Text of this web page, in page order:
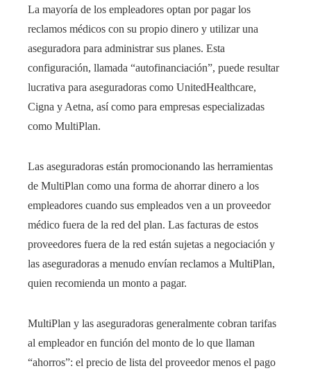
La mayoría de los empleadores optan por pagar los
reclamos médicos con su propio dinero y utilizar una
aseguradora para administrar sus planes. Esta
configuración, llamada “autofinanciación”, puede resultar
lucrativa para aseguradoras como UnitedHealthcare,
Cigna y Aetna, así como para empresas especializadas
como MultiPlan.
Las aseguradoras están promocionando las herramientas
de MultiPlan como una forma de ahorrar dinero a los
empleadores cuando sus empleados ven a un proveedor
médico fuera de la red del plan. Las facturas de estos
proveedores fuera de la red están sujetas a negociación y
las aseguradoras a menudo envían reclamos a MultiPlan,
quien recomienda un monto a pagar.
MultiPlan y las aseguradoras generalmente cobran tarifas
al empleador en función del monto de lo que llaman
“ahorros”: el precio de lista del proveedor menos el pago